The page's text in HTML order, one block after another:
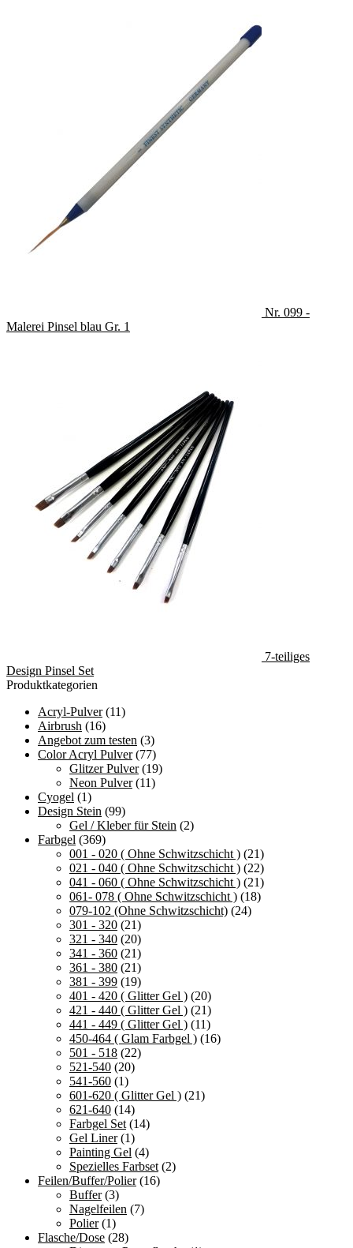
Nr. 099 -
Malerei Pinsel blau Gr. 1
7-teiliges
Design Pinsel Set
Produktkategorien
Acryl-Pulver (11)
Airbrush (16)
Angebot zum testen (3)
Color Acryl Pulver (77)
Glitzer Pulver (19)
Neon Pulver (11)
Cyogel (1)
Design Stein (99)
Gel / Kleber für Stein (2)
Farbgel (369)
001 - 020 ( Ohne Schwitzschicht ) (21)
021 - 040 ( Ohne Schwitzschicht ) (22)
041 - 060 ( Ohne Schwitzschicht ) (21)
061- 078 ( Ohne Schwitzschicht ) (18)
079-102 (Ohne Schwitzschicht) (24)
301 - 320 (21)
321 - 340 (20)
341 - 360 (21)
361 - 380 (21)
381 - 399 (19)
401 - 420 ( Glitter Gel ) (20)
421 - 440 ( Glitter Gel ) (21)
441 - 449 ( Glitter Gel ) (11)
450-464 ( Glam Farbgel ) (16)
501 - 518 (22)
521-540 (20)
541-560 (1)
601-620 ( Glitter Gel ) (21)
621-640 (14)
Farbgel Set (14)
Gel Liner (1)
Painting Gel (4)
Spezielles Farbset (2)
Feilen/Buffer/Polier (16)
Buffer (3)
Nagelfeilen (7)
Polier (1)
Flasche/Dose (28)